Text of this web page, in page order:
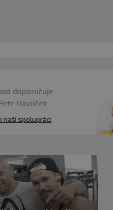
doporučuje
Havlíček
naší spolupráci